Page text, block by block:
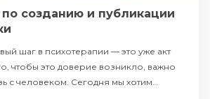
созданию и публикации
шаг в психотерапии — это уже акт
чтобы это доверие возникло, важно
с человеком. Сегодня мы хотим